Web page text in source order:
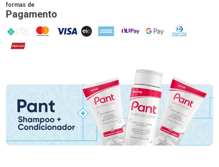
formas de
Pagamento
PIX MasterCard
VISA ELO AMEX NuPay Google PayDiners Club
Hipercard
Promoção em Destaque